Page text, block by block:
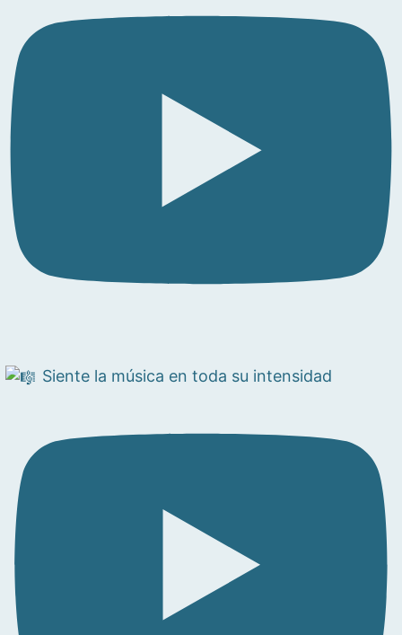
Siente la música en toda su intensidad